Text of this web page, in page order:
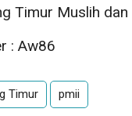
Timur Muslih
: Aw86
Timur pmii